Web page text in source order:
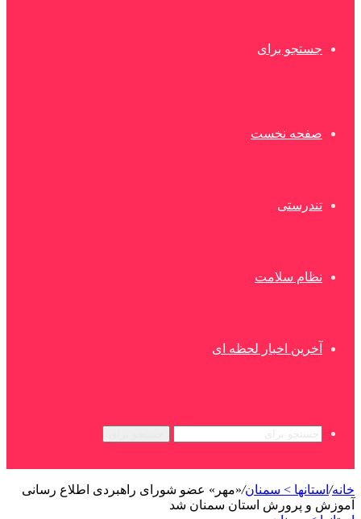
جستجو برای
صفحه نخست
تندرستی
نظام سلامت
آخرین اخبار لحظه ای
خانه/ استانها > سمنان/«مهر» عضو شورای راهبردی اطلاع رسانی
آموزش و پرورش استان سمنان شد